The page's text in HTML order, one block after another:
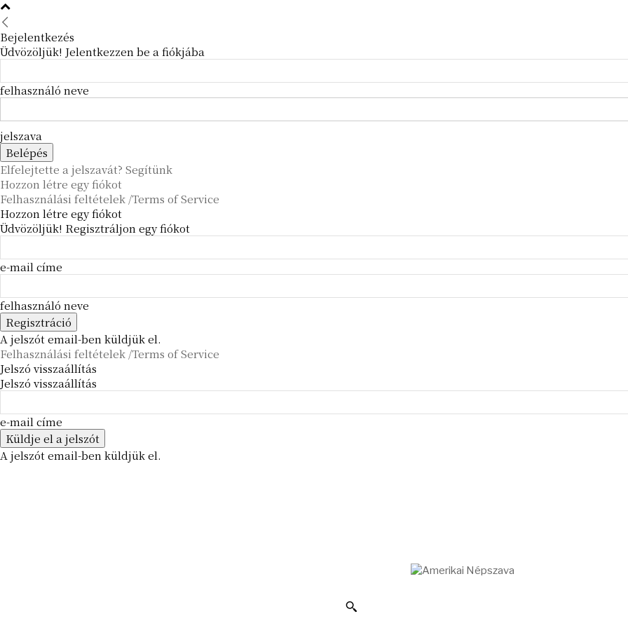
Bejelentkezés
Üdvözöljük! Jelentkezzen be a fiókjába
felhasználó neve
jelszava
Elfelejtette a jelszavát? Segítünk
Hozzon létre egy fiókot
Felhasználási feltételek /Terms of Service
Hozzon létre egy fiókot
Üdvözöljük! Regisztráljon egy fiókot
e-mail címe
felhasználó neve
A jelszót email-ben küldjük el.
Felhasználási feltételek /Terms of Service
Jelszó visszaállítás
Jelszó visszaállítás
e-mail címe
A jelszót email-ben küldjük el.